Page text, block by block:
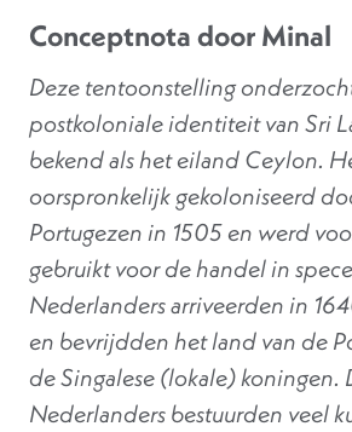
Conceptnota door Minal
Deze tentoonstelling
postkoloniale identiteit van Sri
bekend als het eiland Ceylon.
oorspronkelijk gekoloniseerd
Portugezen in 1505 en werd
gebruikt voor de handel in
Nederlanders arriveerden in
en bevrijdden het land van de
de Singalese (lokale) koningen.
Nederlanders bestuurden veel